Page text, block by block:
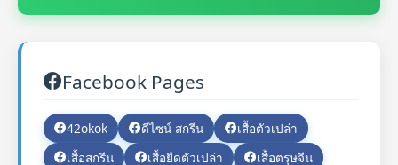
Facebook Pages
42okok ดีไซน์ สกรีน
เสื้อตัวเปล่า
เสื้อสกรีน
เสื้อยืดตัวเปล่า เสื้อตรุษจีน